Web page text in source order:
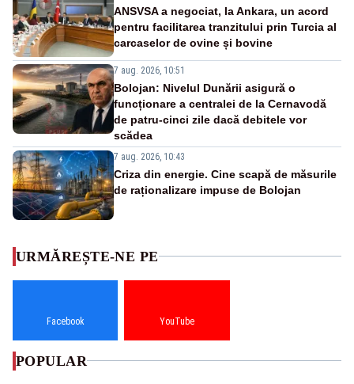
ANSVSA a negociat, la Ankara, un acord
pentru facilitarea tranzitului prin Turcia al
carcaselor de ovine și bovine
7 aug. 2026, 10:51
Bolojan: Nivelul Dunării asigură o
funcționare a centralei de la Cernavodă
de patru-cinci zile dacă debitele vor
scădea
7 aug. 2026, 10:43
Criza din energie. Cine scapă de măsurile
de raționalizare impuse de Bolojan
URMĂREȘTE-NE PE
Facebook YouTube
POPULAR